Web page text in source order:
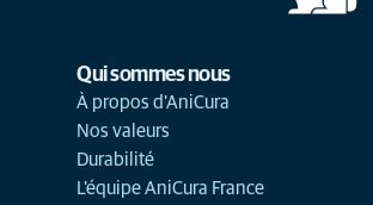
Qui sommes nous
À propos d'AniCura
Nos valeurs
Durabilité
L'équipe AniCura France